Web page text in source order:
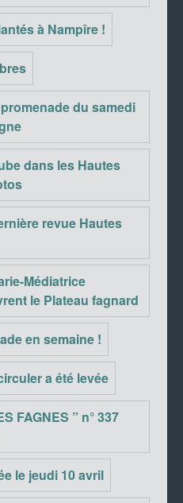
à Nampîre !
du samedi
dans les Hautes
revue Hautes
Médiatrice
le Plateau fagnard
en semaine !
a été levée
FAGNES ” n° 337
le jeudi 10 avril